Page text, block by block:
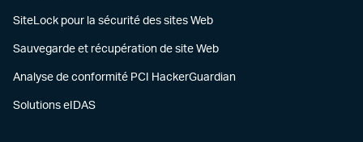
SiteLock pour la sécurité des sites Web
Sauvegarde et récupération de site Web
Analyse de conformité PCI HackerGuardian
Solutions eIDAS